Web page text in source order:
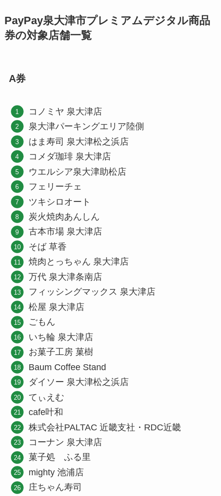
PayPay泉大津市プレミアムデジタル商品
券の対象店舗一覧
A券
コノミヤ 泉大津店
泉大津パーキングエリア陸側
はま寿司 泉大津松之浜店
コメダ珈琲 泉大津店
ウエルシア泉大津助松店
フェリーチェ
ツキシロオート
炭火焼肉あんしん
古本市場 泉大津店
そば 草香
焼肉とっちゃん 泉大津店
万代 泉大津条南店
フィッシングマックス 泉大津店
松屋 泉大津店
ごもん
いち輪 泉大津店
お菓子工房 菓樹
Baum Coffee Stand
ダイソー 泉大津松之浜店
てぃえむ
cafe叶和
株式会社PALTAC 近畿支社・RDC近畿
コーナン 泉大津店
菓子処 ふる里
mighty 池浦店
庄ちゃん寿司